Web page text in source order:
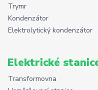
Trymr
Kondenzátor
Elektrolytický kondenzátor
Elektrické
Transformovna